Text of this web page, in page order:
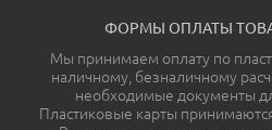
ФОРМЫ ОПЛАТЫ
Мы принимаем оплату по
наличному, безналичному
необходимые документы
Пластиковые карты